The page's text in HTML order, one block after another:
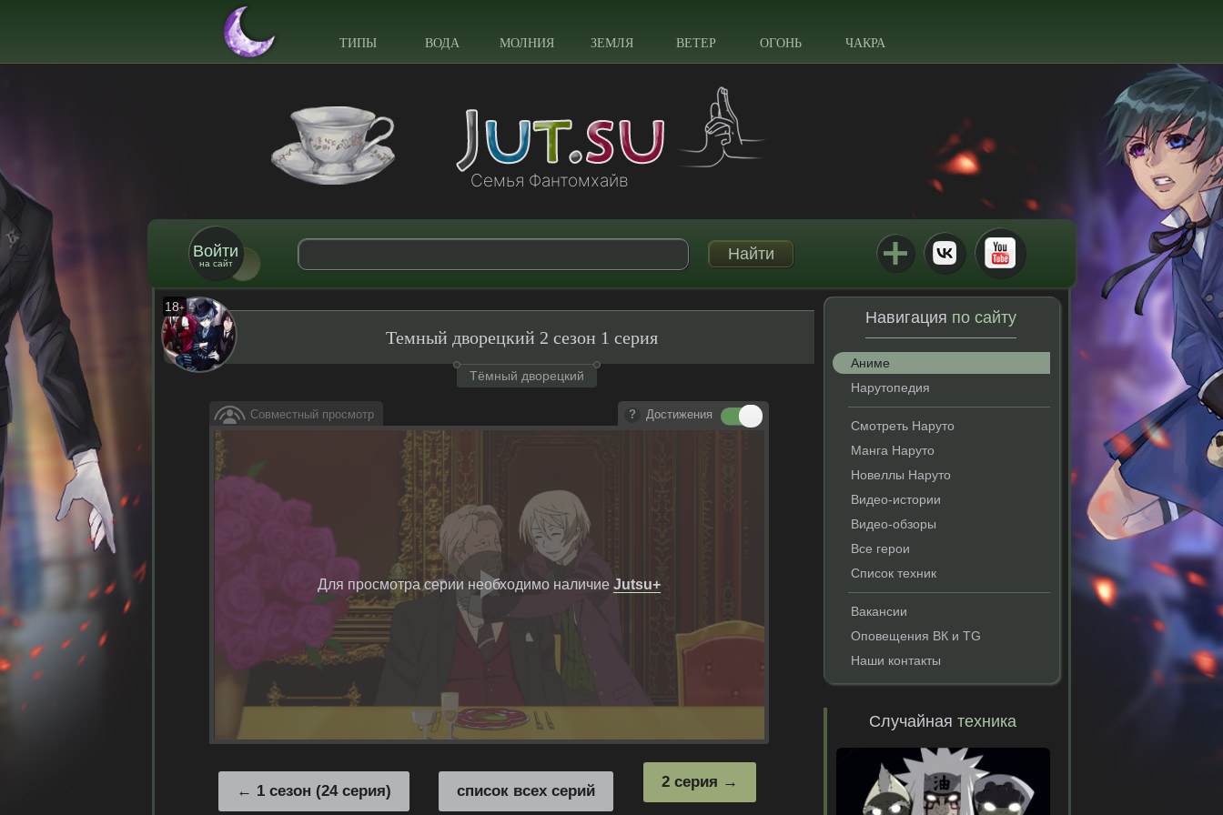
ТИПЫ ВОДА МОЛНИЯ ЗЕМЛЯ ВЕТЕР ОГОНЬ ЧАКРА
Семья Фантомхайв
Войти
на сайт
18+
Темный дворецкий 2 сезон 1 серия
Тёмный дворецкий
Совместный просмотр Достижения
Для просмотра серии необходимо наличие Jutsu+
Воспроизвести
видео
2 серия
1 сезон (24 серия) список всех серий
Навигация по сайту
Аниме
Нарутопедия
Смотреть Наруто
Манга Наруто
Новеллы Наруто
Видео-истории
Видео-обзоры
Все герои
Список техник
Вакансии
Оповещения ВК и TG
Наши контакты
Случайнаятехника